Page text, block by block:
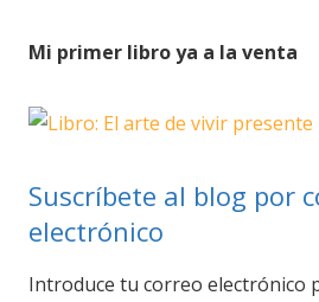
Mi primer libro ya a la venta
Suscríbete al blog por
electrónico
Introduce tu correo electrónico